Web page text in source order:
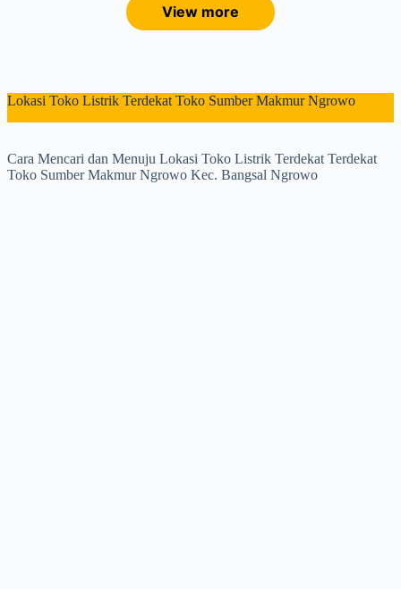
View more
Lokasi Toko Listrik Terdekat Toko Sumber Makmur Ngrowo
Cara Mencari dan Menuju Lokasi Toko Listrik Terdekat Terdekat
Toko Sumber Makmur Ngrowo Kec. Bangsal Ngrowo